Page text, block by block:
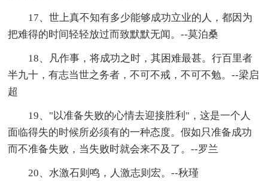
17、世上真不知有多少能够成功立业的人，都因为
把难得的时间轻轻放过而致默默无闻。--莫泊桑
18、凡作事，将成功之时，其困难最甚。行百里者
半九十，有志当世之务者，不可不戒，不可不勉。--梁启
超
19、"以准备失败的心情去迎接胜利"，这是一个人
面临得失的时候所必须有的一种态度。假如只准备成功
而不准备失败，当失败时就会来不及了。--罗兰
20、水激石则鸣，人激志则宏。--秋瑾